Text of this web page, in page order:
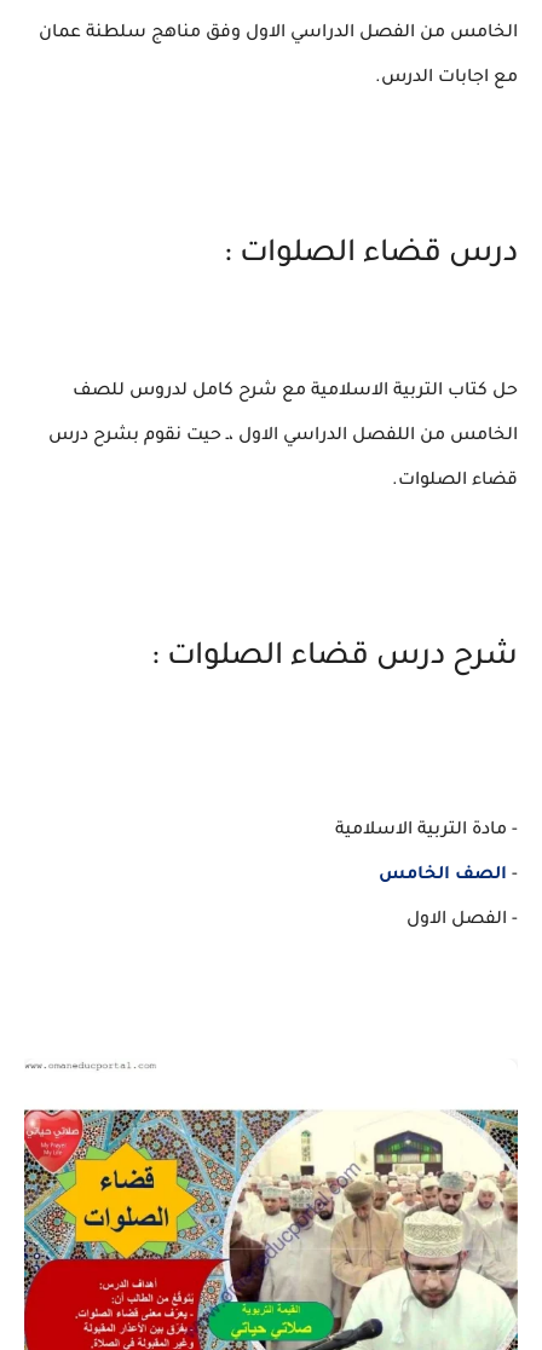
الخامس من الفصل الدراسي الاول وفق مناهج سلطنة عمان
مع اجابات الدرس.
درس قضاء الصلوات :
حل كتاب التربية الاسلامية مع شرح كامل لدروس للصف
الخامس من اللفصل الدراسي الاول ،ـ حيت نقوم بشرح درس
قضاء الصلوات.
شرح درس قضاء الصلوات :
- مادة التربية الاسلامية
- الصف الخامس
- الفصل الاول